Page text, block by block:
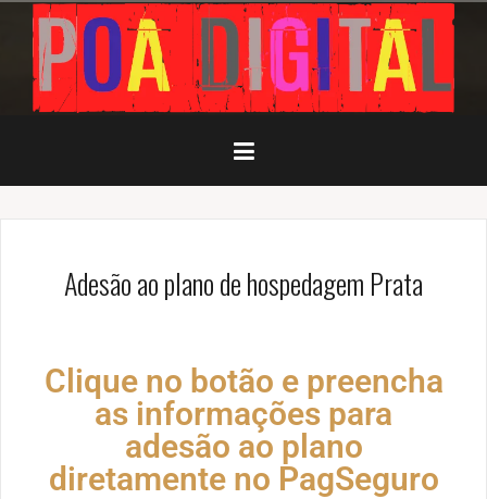
Adesão ao plano de hospedagem Prata
Clique no botão e preencha
as informações para
adesão ao plano
diretamente no PagSeguro